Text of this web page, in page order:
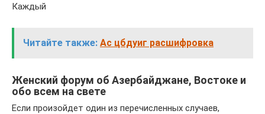
Каждый
Читайте также: Ас цбдуиг расшифровка
Женский форум об Азербайджане, Востоке и
обо всем на свете
Если произойдет один из перечисленных случаев,